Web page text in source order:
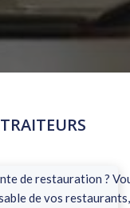
de restauration ?
de vos